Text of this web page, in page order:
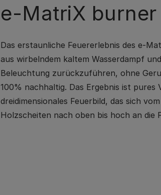
e-MatriX burner
Das erstaunliche Feuererlebnis des e-
aus wirbelndem kaltem Wasserdampf
Beleuchtung zurückzuführen, ohne
100% nachhaltig. Das Ergebnis ist pures
dreidimensionales Feuerbild, das sich
Holzscheiten nach oben bis hoch an die